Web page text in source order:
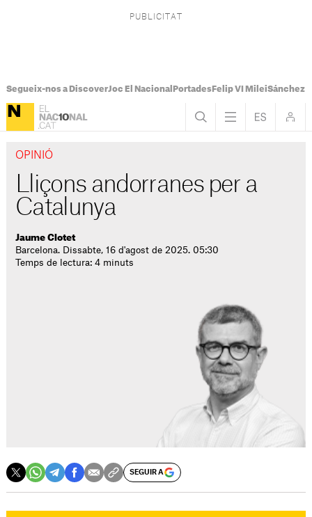
Segueix-nos a DiscoverJoc El Nacional PortadesFelip VI MileiSánchez
OPINIÓ
Lliçons andorranes per a
Catalunya
Jaume Clotet
Barcelona. Dissabte, 16 d'agost de 2025. 05:30
Temps de lectura: 4 minuts
SEGUIR A